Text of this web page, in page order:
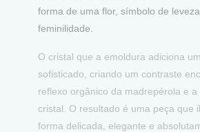
forma de uma flor, símbolo de
feminilidade.
O cristal que a emoldura adiciona
sofisticado, criando um contraste
reflexo orgânico da madrepérola e a
cristal. O resultado é uma peça que
forma delicada, elegante e